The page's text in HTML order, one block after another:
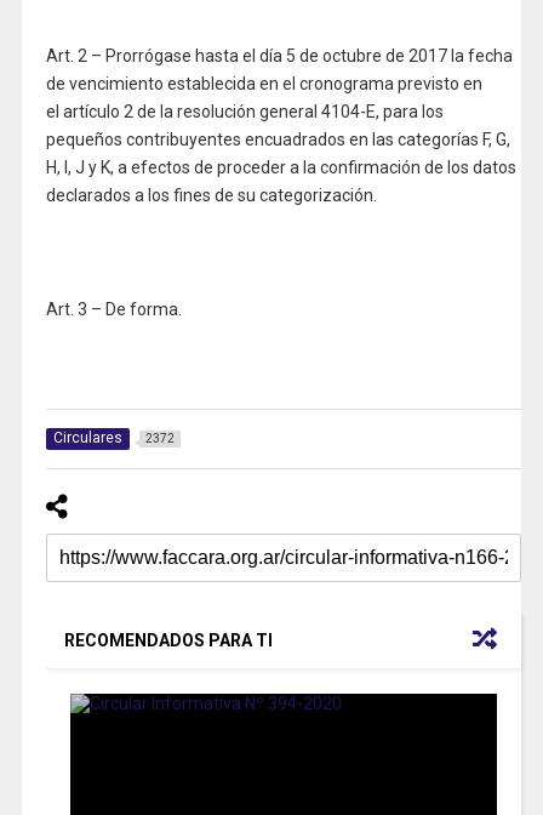
Art. 2 – Prorrógase hasta el día 5 de octubre de 2017 la fecha
de vencimiento establecida en el cronograma previsto en
el artículo 2 de la resolución general 4104-E, para los
pequeños contribuyentes encuadrados en las categorías F, G,
H, I, J y K, a efectos de proceder a la confirmación de los datos
declarados a los fines de su categorización.
Art. 3 – De forma.
Circulares 2372
RECOMENDADOS PARA TI